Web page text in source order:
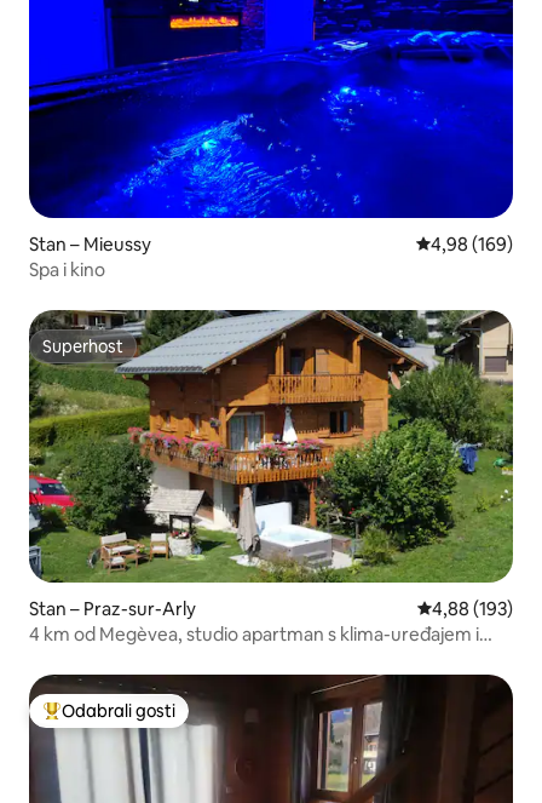
Stan – Mieussy Prosječna
4,98 (169)
Spa i kino
Superhost
Superhost
Stan – Praz-sur-Arly Prosječna
4,88 (193)
4 km od Megèvea, studio apartman s klima-uređajem i
Među najviše rangiranima s oznakom „Odabrali gosti”
Odabrali gosti